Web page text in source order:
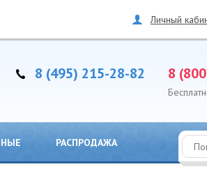
Личный
8 (495) 215-28-82 8
РАСПРОДАЖА